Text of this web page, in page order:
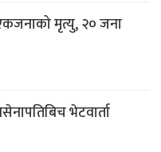
मृत्यु, २० जना
भेटवार्ता